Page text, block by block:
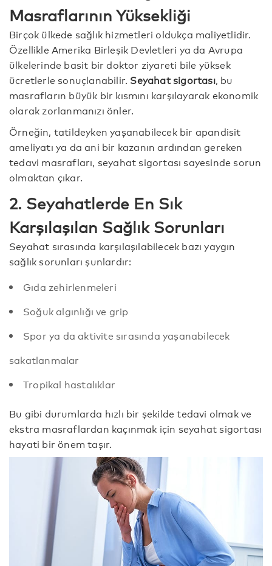
Masraflarının Yüksekliği
Birçok ülkede sağlık hizmetleri oldukça maliyetlidir.
Özellikle Amerika Birleşik Devletleri ya da Avrupa
ülkelerinde basit bir doktor ziyareti bile yüksek
ücretlerle sonuçlanabilir. Seyahat sigortası, bu
masrafların büyük bir kısmını karşılayarak ekonomik
olarak zorlanmanızı önler.
Örneğin, tatildeyken yaşanabilecek bir apandisit
ameliyatı ya da ani bir kazanın ardından gereken
tedavi masrafları, seyahat sigortası sayesinde sorun
olmaktan çıkar.
2. Seyahatlerde En Sık
Karşılaşılan Sağlık Sorunları
Seyahat sırasında karşılaşılabilecek bazı yaygın
sağlık sorunları şunlardır:
Gıda zehirlenmeleri
Soğuk algınlığı ve grip
Spor ya da aktivite sırasında yaşanabilecek
sakatlanmalar
Tropikal hastalıklar
Bu gibi durumlarda hızlı bir şekilde tedavi olmak ve
ekstra masraflardan kaçınmak için seyahat sigortası
hayati bir önem taşır.